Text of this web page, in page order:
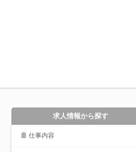
求人情報から探す
仕事内容